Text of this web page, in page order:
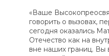
«Ваше
говорить о вызовах,
сегодня оказались
Отечество как на
вне наших границ. Вы